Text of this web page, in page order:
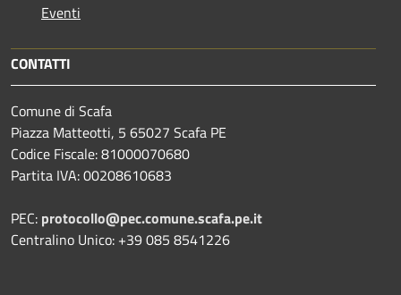
Eventi
CONTATTI
Comune di Scafa
Piazza Matteotti, 5 65027 Scafa PE
Codice Fiscale: 81000070680
Partita IVA: 00208610683
PEC: protocollo@pec.comune.scafa.pe.it
Centralino Unico: +39 085 8541226